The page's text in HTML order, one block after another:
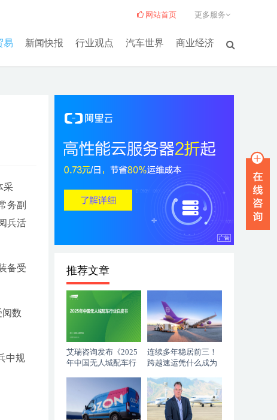
易 新闻快报 行业观点 汽车世界 商业经济
网站首页 更多服务
采
务副
兵活
备受
数
中规
推荐文章
艾瑞咨询发布《2025
年中国无人城配车行
连续多年稳居前三！
跨越速运凭什么成为